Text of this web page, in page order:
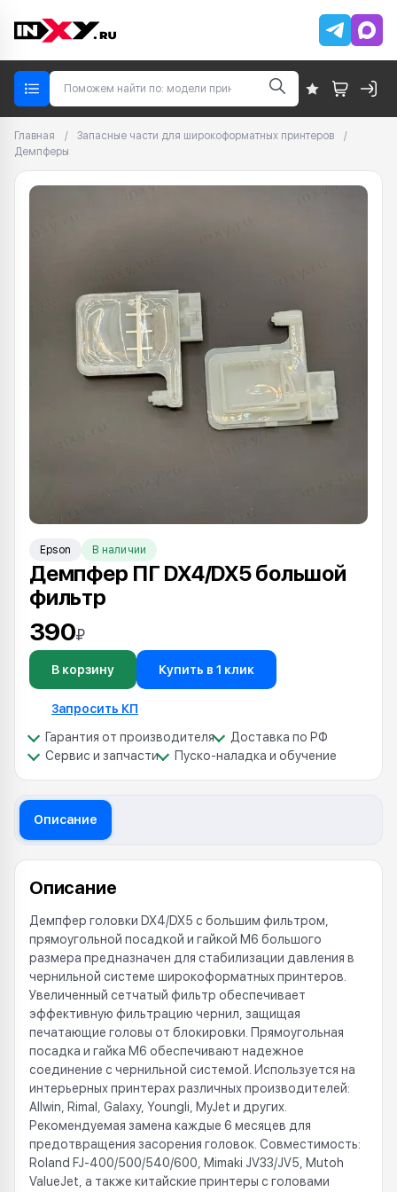
Главная / Запасные части для широкоформатных принтеров
/
Демпферы
Epson В наличии
Демпфер ПГ DX4/DX5 большой
фильтр
390₽
В корзину Купить в 1 клик
Запросить КП
Гарантия от производителя
Доставка по РФ
Сервис и запчасти
Пуско-наладка и обучение
Описание
Описание
Демпфер головки DX4/DX5 с большим фильтром,
прямоугольной посадкой и гайкой M6 большого
размера предназначен для стабилизации давления в
чернильной системе широкоформатных принтеров.
Увеличенный сетчатый фильтр обеспечивает
эффективную фильтрацию чернил, защищая
печатающие головы от блокировки. Прямоугольная
посадка и гайка M6 обеспечивают надежное
соединение с чернильной системой. Используется на
интерьерных принтерах различных производителей:
Allwin, Rimal, Galaxy, Youngli, MyJet и других.
Рекомендуемая замена каждые 6 месяцев для
предотвращения засорения головок. Совместимость:
Roland FJ-400/500/540/600, Mimaki JV33/JV5, Mutoh
ValueJet, а также китайские принтеры с головами